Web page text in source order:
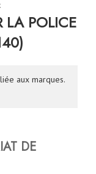
LA POLICE
aux marques.
DE